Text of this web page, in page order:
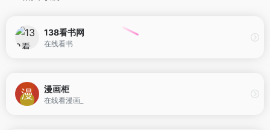
138看书网
在线看书
漫画柜
在线看漫画_